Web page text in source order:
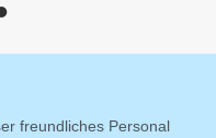
freundliches Personal